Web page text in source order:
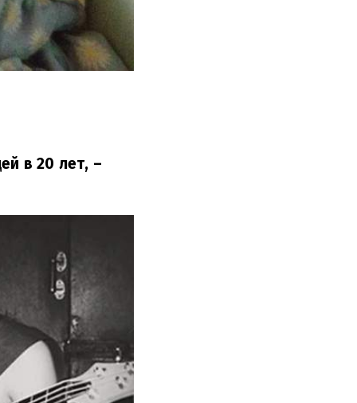
в 20 лет, –